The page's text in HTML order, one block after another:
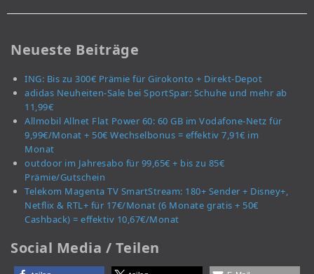
Neueste Beiträge
ING: Bis zu 300€ Prämie für Girokonto + Direkt-Depot
adidas Neuheiten-Sale bei SportSpar: Schuhe und mehr ab
11,99€
Allmobil Allnet Flat Power 60: 60 GB im Vodafone-Netz für
9,99€/Monat + 50€ Wechselbonus = effektiv 7,91€ im
Monat
outdoor im Jahresabo für 99,65€ + bis zu 85€
Prämie/Gutschein
Telekom Magenta TV SmartStream: 180+ Sender + Disney+,
Netflix & RTL+ für 17€/Monat (6 Monate gratis + 50€
Cashback) = effektiv 10,67€/Monat
Social Media / Teilen